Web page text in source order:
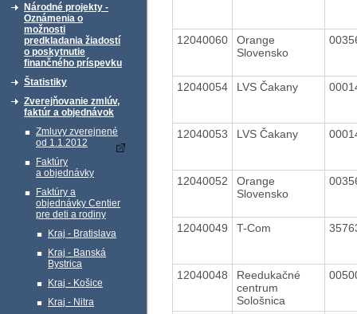
Národné projekty -
Oznámenia o
možnosti
predkladania žiadostí
o poskytnutie
finančného príspevku
Štatistiky
Zverejňovanie zmlúv,
faktúr a objednávok
Zmluvy zverejnené
od 1.1.2012
Faktúry
a objednávky
Faktúry a
objednávky Centier
pre deti a rodiny
Kraj - Bratislava
Kraj - Banská
Bystrica
Kraj - Košice
Kraj - Nitra
12040060
Orange
Slovensko
12040054 LVS Čakany
12040053 LVS Čakany
12040052
Orange
Slovensko
12040049 T-Com
12040048
Reedukačné
centrum
Sološnica